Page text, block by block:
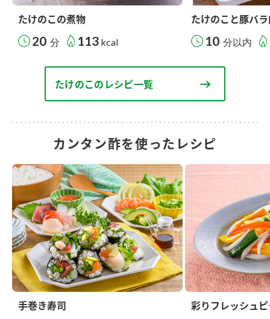
たけのこの煮物
20 分 113 kcal
たけのこと豚バ
10 分以内
たけのこのレシピ一覧
カンタン酢を使ったレシピ
手巻き寿司 彩りフレッシュ